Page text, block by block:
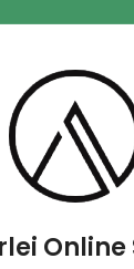
Online